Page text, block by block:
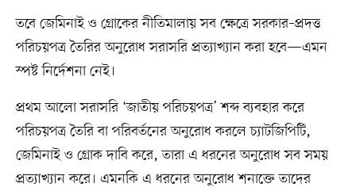
তবে জেমিনাই ও গ্রোকের নীতিমালায় সব ক্ষেত্রে সরকার–প্রদত্ত
পরিচয়পত্র তৈরির অনুরোধ সরাসরি প্রত্যাখ্যান করা হবে—এমন
স্পষ্ট নির্দেশনা নেই।
প্রথম আলো সরাসরি ‘জাতীয় পরিচয়পত্র’ শব্দ ব্যবহার করে
পরিচয়পত্র তৈরি বা পরিবর্তনের অনুরোধ করলে চ্যাটজিপিটি,
জেমিনাই ও গ্রোক দাবি করে, তারা এ ধরনের অনুরোধ সব সময়
প্রত্যাখ্যান করে। এমনকি এ ধরনের অনুরোধ শনাক্তে তাদের